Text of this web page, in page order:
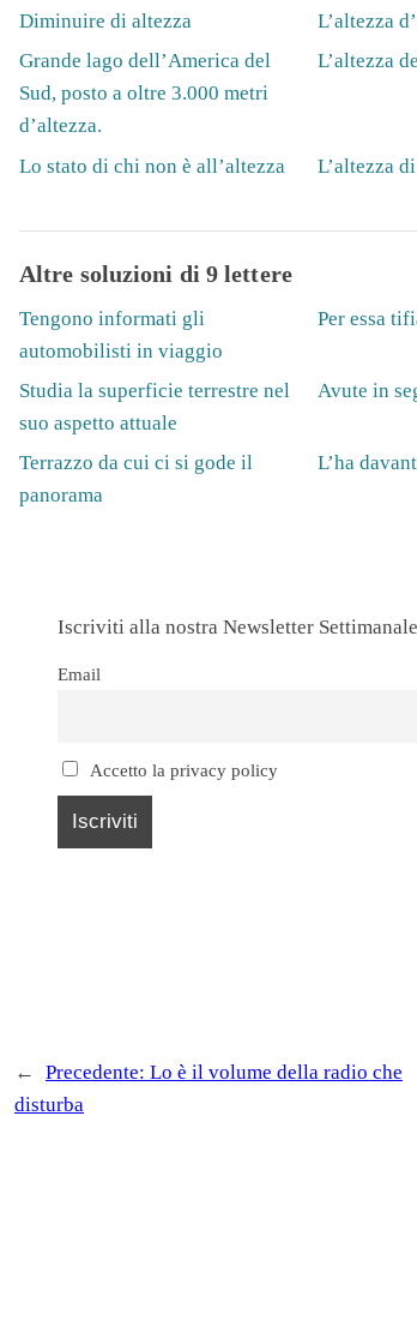
Diminuire di altezza
L’altezza
Grande lago dell’America del
Sud, posto a oltre 3.000 metri
d’altezza.
L’altezza
Lo stato di chi non è all’altezza L’altezza
Altre soluzioni di 9 lettere
Tengono informati gli
automobilisti in viaggio
Per essa
Studia la superficie terrestre nel
suo aspetto attuale
Avute in
Terrazzo da cui ci si gode il
panorama
L’ha
Iscriviti alla nostra Newsletter Settimanale
Email
Accetto la privacy policy
← Precedente: Lo è il volume della radio che
disturba